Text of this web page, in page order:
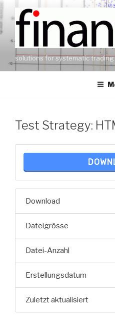
Zum
Inhalt
springen
solutions for systematic trading
Test Strategy:
Download
Dateigrösse
Datei-Anzahl
Erstellungsdatum
Zuletzt aktualisiert